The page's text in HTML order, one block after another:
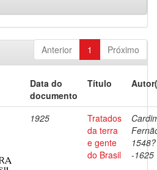
Anterior 1 Próximo
Data do
documento
Título
1925
Tratados
da terra
e gente
do Brasil
1548?
-1625